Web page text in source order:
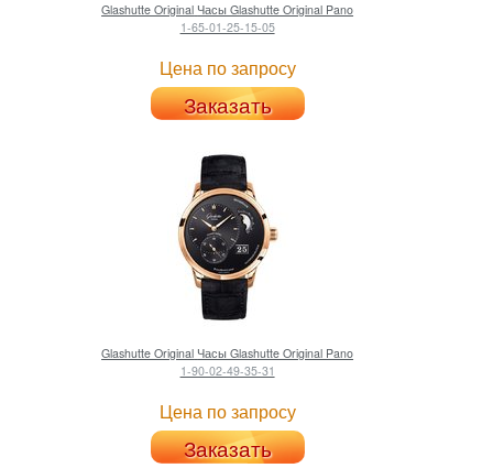
Glashutte Original Часы Glashutte Original Pano
1-65-01-25-15-05
Цена по запросу
Заказать
Glashutte Original Часы Glashutte Original Pano
1-90-02-49-35-31
Цена по запросу
Заказать